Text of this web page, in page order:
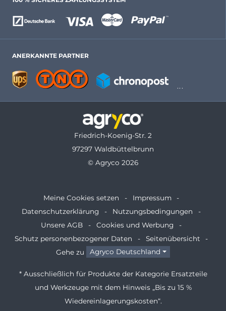
ANERKANNTE PARTNER
Friedrich-Koenig-Str. 2
97297 Waldbüttelbrunn
© Agryco 2026
Meine Cookies setzen
Impressum
Datenschutzerklärung
Nutzungsbedingungen
Unsere AGB
Cookies und Werbung
Schutz personenbezogener Daten
Seitenübersicht
Gehe zu
Agryco Deutschland
* Ausschließlich für Produkte der Kategorie Ersatzteile
und Werkzeuge mit dem Hinweis „Bis zu 15 %
Wiedereinlagerungskosten“.